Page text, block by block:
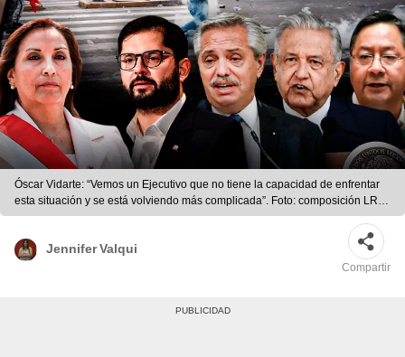
Óscar Vidarte: “Vemos un Ejecutivo que no tiene la capacidad de enfrentar
esta situación y se está volviendo más complicada”. Foto: composición LR /
Jazmín Ceras / Marco Cotrina / AFP
Jennifer Valqui
Compartir